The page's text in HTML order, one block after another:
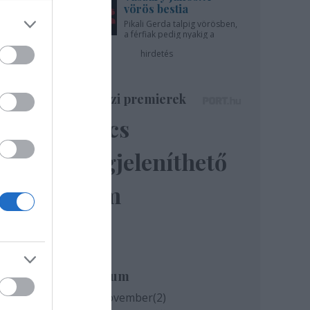
vörös bestia
Pikali Gerda talpig vörösben,
a férfiak pedig nyakig a
hirdetés
Színházi premierek
Nincs
megjeleníthető
elem
Archívum
2020 november(2)